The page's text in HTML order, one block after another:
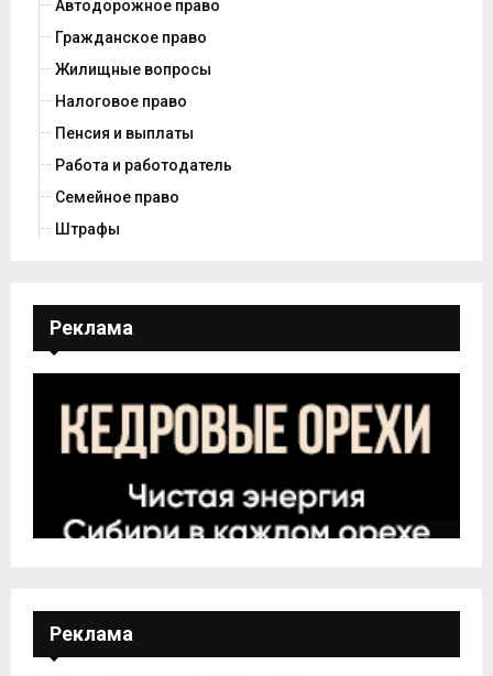
Автодорожное право
Гражданское право
Жилищные вопросы
Налоговое право
Пенсия и выплаты
Работа и работодатель
Семейное право
Штрафы
Реклама
Реклама